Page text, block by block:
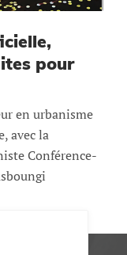
pour
en urbanisme
avec la
Conférence-